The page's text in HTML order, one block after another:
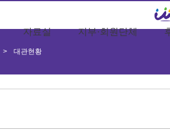
자료실 지부·회원단체
대관현황